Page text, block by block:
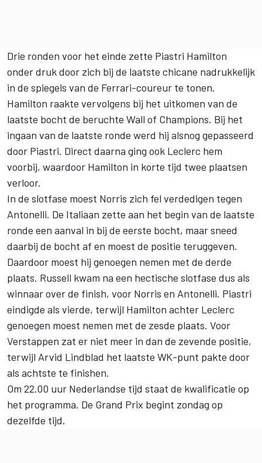
Drie ronden voor het einde zette Piastri Hamilton
onder druk door zich bij de laatste chicane nadrukkelijk
in de spiegels van de Ferrari-coureur te tonen.
Hamilton raakte vervolgens bij het uitkomen van de
laatste bocht de beruchte Wall of Champions. Bij het
ingaan van de laatste ronde werd hij alsnog gepasseerd
door Piastri. Direct daarna ging ook Leclerc hem
voorbij, waardoor Hamilton in korte tijd twee plaatsen
verloor.
In de slotfase moest Norris zich fel verdedigen tegen
Antonelli. De Italiaan zette aan het begin van de laatste
ronde een aanval in bij de eerste bocht, maar sneed
daarbij de bocht af en moest de positie teruggeven.
Daardoor moest hij genoegen nemen met de derde
plaats. Russell kwam na een hectische slotfase dus als
winnaar over de finish, voor Norris en Antonelli. Piastri
eindigde als vierde, terwijl Hamilton achter Leclerc
genoegen moest nemen met de zesde plaats. Voor
Verstappen zat er niet meer in dan de zevende positie,
terwijl Arvid Lindblad het laatste WK-punt pakte door
als achtste te finishen.
Om 22.00 uur Nederlandse tijd staat de kwalificatie op
het programma. De Grand Prix begint zondag op
dezelfde tijd.